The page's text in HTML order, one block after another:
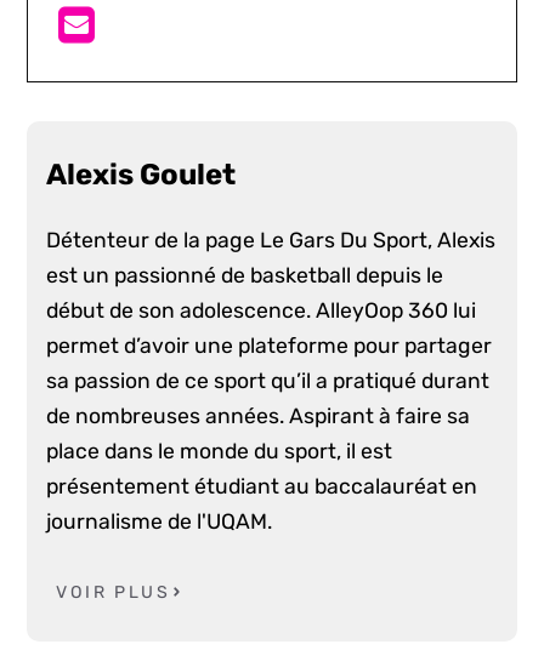
Alexis Goulet
Détenteur de la page Le Gars Du Sport, Alexis
est un passionné de basketball depuis le
début de son adolescence. AlleyOop 360 lui
permet d’avoir une plateforme pour partager
sa passion de ce sport qu’il a pratiqué durant
de nombreuses années. Aspirant à faire sa
place dans le monde du sport, il est
présentement étudiant au baccalauréat en
journalisme de l'UQAM.
VOIR PLUS